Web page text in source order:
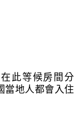
此等候房間分
當地人都會入住